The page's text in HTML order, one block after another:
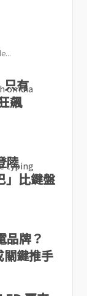
只有
飆
陸
」比鍵盤
品牌？
鍵推手